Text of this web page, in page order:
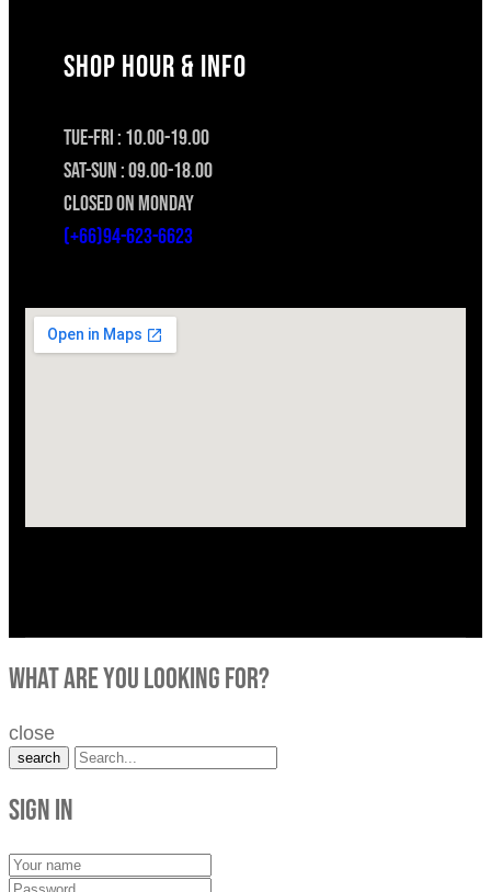
SHOP HOUR & INFO
TUE-FRI : 10.00-19.00
SAT-SUN : 09.00-18.00
CLOSED ON MONDAY
(+66)94-623-6623
what are you looking for?
close
search
Sign in